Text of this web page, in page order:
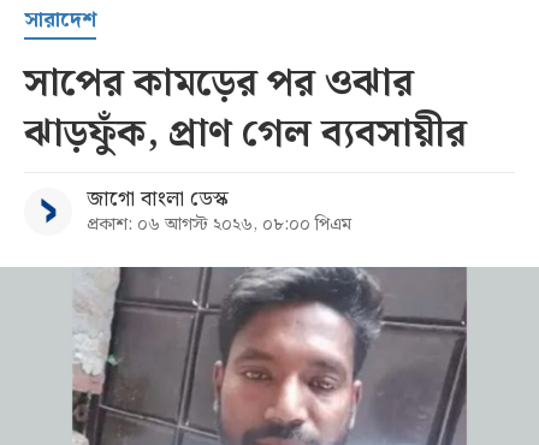
সারাদেশ
সাপের কামড়ের পর ওঝার
ঝাড়ফুঁক, প্রাণ গেল ব্যবসায়ীর
জাগো বাংলা ডেস্ক
প্রকাশ: ০৬ আগস্ট ২০২৬, ০৮:০০ পিএম